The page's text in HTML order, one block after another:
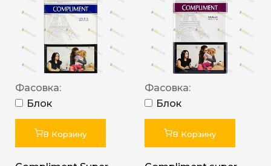
Фасовка:
Блок
В Корзину
Фасовка:
Блок
В Корзину